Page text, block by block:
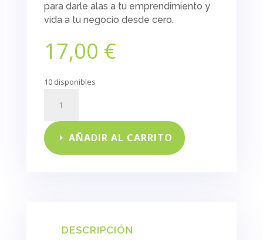
para darle alas a tu emprendimiento y
vida a tu negocio desde cero.
17,00 €
10 disponibles
vuelo
cantidadAÑADIR AL CARRITO
DESCRIPCIÓN